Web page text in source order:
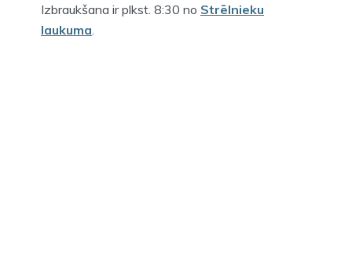
Izbraukšana ir plkst. 8:30 no Strēlnieku
laukuma